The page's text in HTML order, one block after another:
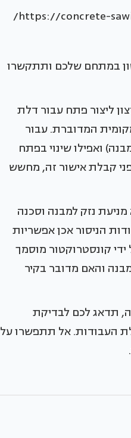
במתחם שלכם ותתקשרו
ליצור פתח עבור דלת
המדוברת. עבור
ואפילו שינוי בפתח
קבלת אישור זה, מחשש
נזק למבנה וסכנה
הניסור אכן אפשריות
קונסטרוקטור מוסמך
והאם מדובר בקיר
תדאג לכם לבדיקת
העבודות. אל תתפשרו על